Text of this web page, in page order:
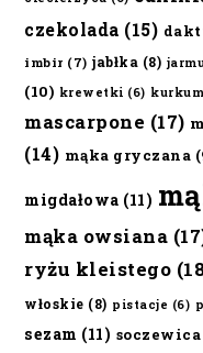
czekolada (15)
imbir (7) jabłka (8)
(10) krewetki (6)
mascarpone (17)
(14) mąka gryczana
migdałowa (11)
mąka owsiana
ryżu kleistego
włoskie (8) pistacje (6)
sezam (11) soczewica